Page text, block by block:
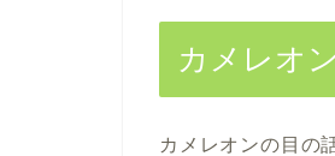
カメレオ
カメレオンの目の